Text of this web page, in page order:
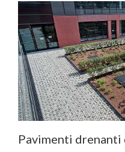
Pavimenti